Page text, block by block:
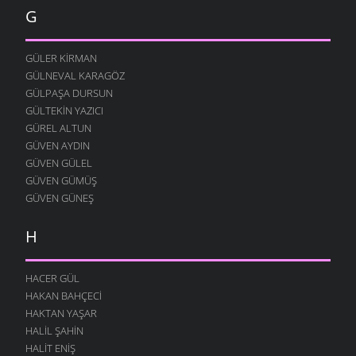
12 AĞUSTOS 2004
FESTIVAL
12 AĞUSTOS 2004
MERAKLI MELAHAT
12 AĞUSTOS 2004
HALK EĞITIMI
12 AĞUSTOS 2004
HASTAHANEDE DURUM
GIDIYORUZ
ÖZÜRLÜ YAŞAMAK
12 AĞUSTOS 2004
O YANA BU YANA
12 AĞUSTOS 2004
G
GÜLER KIRMAN
GÜLNEVAL KARAGÖZ
GÜLPAŞA DURSUN
GÜLTEKIN YAZICI
GÜREL ALTUN
GÜVEN AYDIN
GÜVEN GÜLEL
GÜVEN GÜMÜŞ
GÜVEN GÜNEŞ
H
HACER GÜL
HAKAN BAHÇECI
HAKTAN YAŞAR
HALIL ŞAHIN
HALIT ENIŞ